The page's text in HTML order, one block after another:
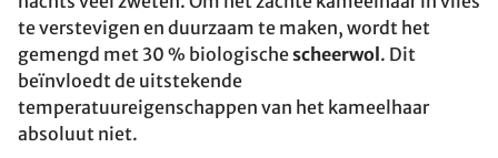
te verstevigen en duurzaam te maken, wordt het
gemengd met 30 % biologischescheerwol . Dit
beïnvloedt de uitstekende
temperatuureigenschappen van het kameelhaar
absoluut niet.